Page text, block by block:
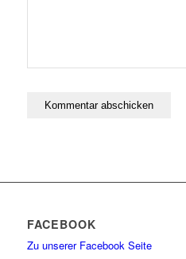
FACEBOOK
Zu unserer Facebook Seite